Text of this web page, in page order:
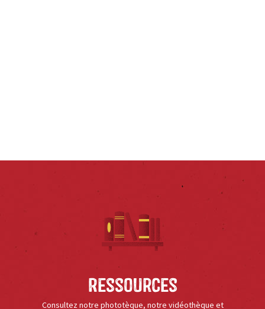
Ressources
Consultez notre phototèque, notre vidéothèque et